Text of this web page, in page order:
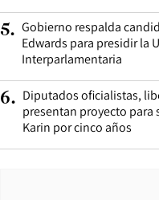
5. Gobierno respalda
Edwards para presidir la
Interparlamentaria
6. Diputados oficialistas,
presentan proyecto para
Karin por cinco años